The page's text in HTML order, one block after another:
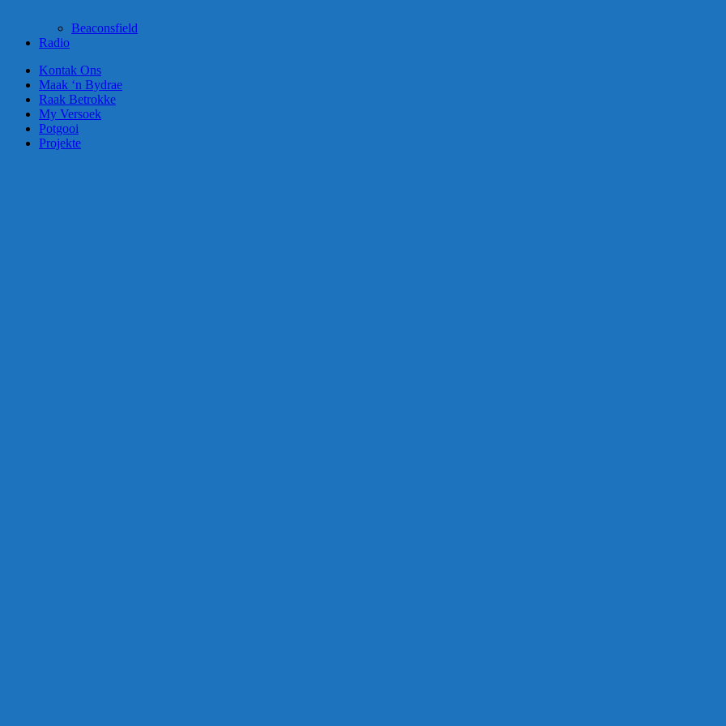
Beaconsfield
Radio
Kontak Ons
Maak ‘n Bydrae
Raak Betrokke
My Versoek
Potgooi
Projekte